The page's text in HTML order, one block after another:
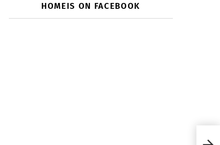
HOMEIS ON FACEBOOK